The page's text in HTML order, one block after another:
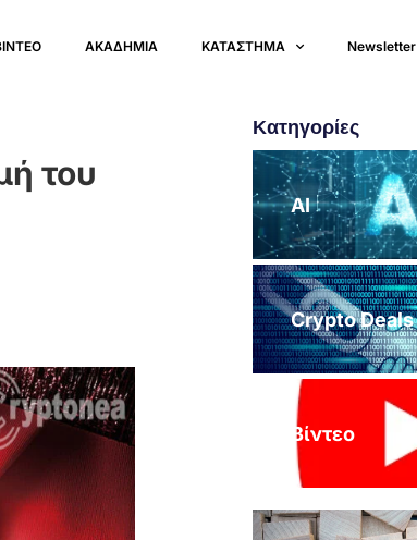
ΑΚΑΔΗΜΙΑ ΚΑΤΑΣΤΗΜΑ Newsletter
του
Κατηγορίες
AI
Crypto Deals
Βίντεο